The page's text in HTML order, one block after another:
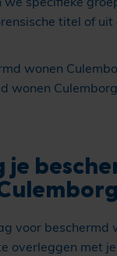
titel of uit
wonen Culemborg
je
voor beschermd
overleggen met